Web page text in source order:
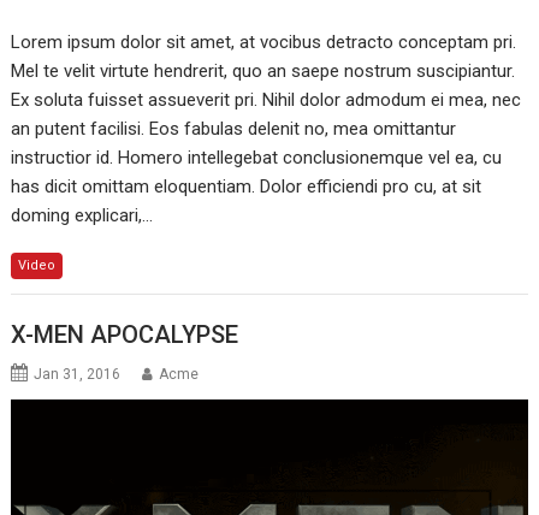
Lorem ipsum dolor sit amet, at vocibus detracto conceptam pri.
Mel te velit virtute hendrerit, quo an saepe nostrum suscipiantur.
Ex soluta fuisset assueverit pri. Nihil dolor admodum ei mea, nec
an putent facilisi. Eos fabulas delenit no, mea omittantur
instructior id. Homero intellegebat conclusionemque vel ea, cu
has dicit omittam eloquentiam. Dolor efficiendi pro cu, at sit
doming explicari,…
Video
X-MEN APOCALYPSE
Jan 31, 2016 Acme